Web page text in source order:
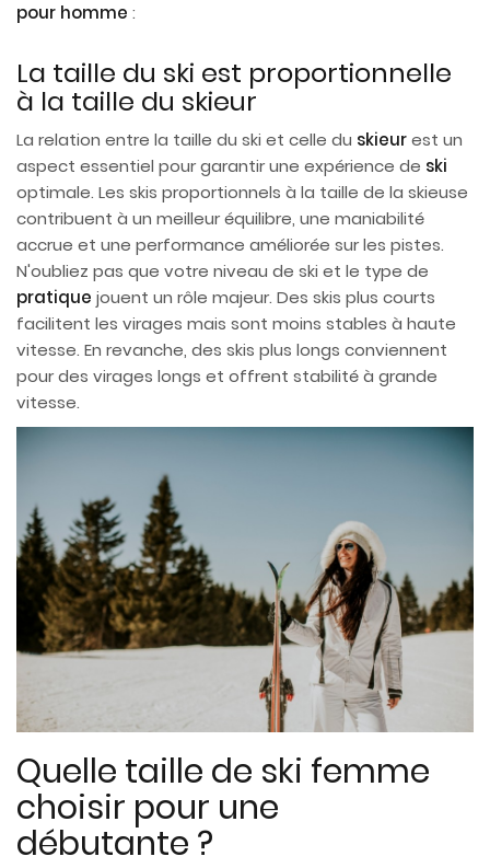
pour homme :
La taille du ski est proportionnelle
à la taille du skieur
La relation entre la taille du ski et celle du skieurest un
aspect essentiel pour garantir une expérience de ski
optimale. Les skis proportionnels à la taille de la skieuse
contribuent à un meilleur équilibre, une maniabilité
accrue et une performance améliorée sur les pistes.
N'oubliez pas que votre niveau de ski et le type de
pratique jouent un rôle majeur. Des skis plus courts
facilitent les virages mais sont moins stables à haute
vitesse. En revanche, des skis plus longs conviennent
pour des virages longs et offrent stabilité à grande
vitesse.
Quelle taille de ski femme
choisir pour une
débutante ?